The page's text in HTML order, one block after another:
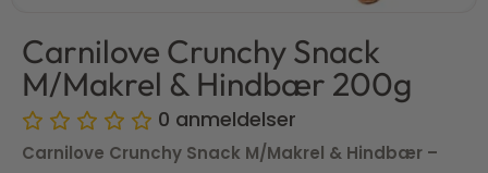
Carnilove Crunchy Snack
M/Makrel & Hindbær 200g
0 anmeldelser
Carnilove Crunchy Snack M/Makrel & Hindbær –